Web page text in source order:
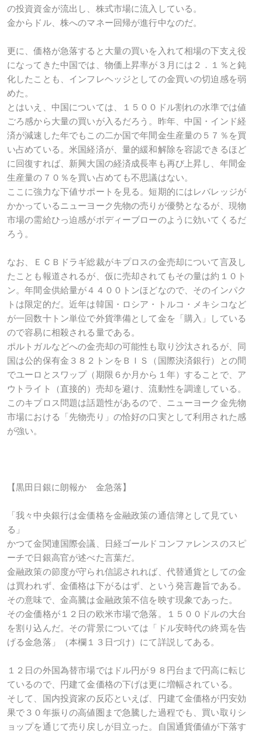
の投資資金が流出し、株式市場に流入している。
金からドル、株へのマネー回帰が進行中なのだ。
更に、価格が急落すると大量の買いを入れて相場の下支え役
になってきた中国では、物価上昇率が３月には２．１％と鈍
化したことも、インフレヘッジとしての金買いの切迫感を弱
めた。
とはいえ、中国については、１５００ドル割れの水準では値
ごろ感から大量の買いが入るだろう。昨年、中国・インド経
済が減速した年でもこの二か国で年間金生産量の５７％を買
い占めている。米国経済が、量的緩和解除を容認できるほど
に回復すれば、新興大国の経済成長率も再び上昇し、年間金
生産量の７０％を買い占めても不思議はない。
ここに強力な下値サポートを見る。短期的にはレバレッジが
かかっているニューヨーク先物の売りが優勢となるが、現物
市場の需給ひっ迫感がボディーブローのように効いてくるだ
ろう。
なお、ＥＣＢドラギ総裁がキプロスの金売却について言及し
たことも報道されるが、仮に売却されてもその量は約１０ト
ン。年間金供給量が４４００トンほどなので、そのインパク
トは限定的だ。近年は韓国・ロシア・トルコ・メキシコなど
が一回数十トン単位で外貨準備として金を「購入」している
ので容易に相殺される量である。
ポルトガルなどへの金売却の可能性も取り沙汰されるが、同
国は公的保有金３８２トンをＢＩＳ（国際決済銀行）との間
でユーロとスワップ（期限６か月から１年）することで、ア
ウトライト（直接的）売却を避け、流動性を調達している。
このキプロス問題は話題性があるので、ニューヨーク金先物
市場における「先物売り」の恰好の口実として利用された感
が強い。
【黒田日銀に朗報か 金急落】
「我々中央銀行は金価格を金融政策の通信簿として見てい
る」
かつて金関連国際会議、日経ゴールドコンファレンスのスピ
ーチで日銀高官が述べた言葉だ。
金融政策の節度が守られ信認されれば、代替通貨としての金
は買われず、金価格は下がるはず、という発言趣旨である。
その意味で、金高騰は金融政策不信を映す現象であった。
その金価格が１２日の欧米市場で急落。１５００ドルの大台
を割り込んだ。その背景については「ドル安時代の終焉を告
げる金急落」（本欄１３日づけ）にて詳説してある。
１２日の外国為替市場ではドル円が９８円台まで円高に転じ
ているので、円建て金価格の下げは更に増幅されている。
そして、国内投資家の反応といえば、円建て金価格が円安効
果で３０年振りの高値圏まで急騰した過程でも、買い取りシ
ョップを通じて売り戻しが目立った。自国通貨価値が下落す